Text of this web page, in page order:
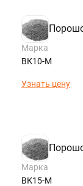
Марка
ВК10-М
Узнать цену
Марка
ВК15-М